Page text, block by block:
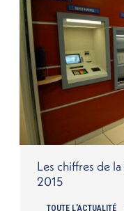
Les chiffres de
2015
TOUTE L'ACTUALITÉ